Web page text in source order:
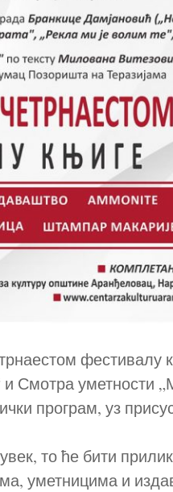
фестивалу
Смотра уметности
програм, уз
то ће бити
уметницима и